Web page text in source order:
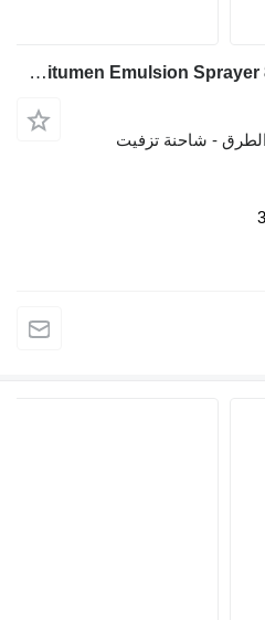
TICAB Bitumen Emulsion Sprayer 8000 L from Manufacturer
الطرق - شاحنة تزفيت